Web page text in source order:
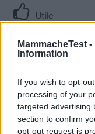
MammacheTest -
Information
If you wish to opt-
processing of your
targeted advertising
section to confirm
opt-out request is
Utile
Junior Advisor
«Molto
19.11.25